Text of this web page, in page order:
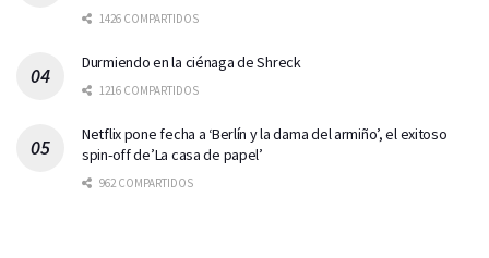
1426 COMPARTIDOS
Durmiendo en la ciénaga de Shreck
1216 COMPARTIDOS
Netflix pone fecha a ‘Berlín y la dama del armiño’, el exitoso
spin-off de’La casa de papel’
962 COMPARTIDOS